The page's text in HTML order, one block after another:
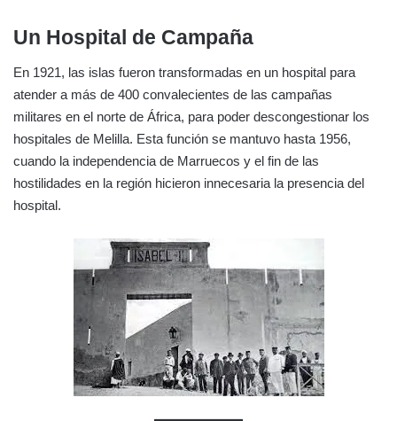
Un Hospital de Campaña
En 1921, las islas fueron transformadas en un hospital para
atender a más de 400 convalecientes de las campañas
militares en el norte de África, para poder descongestionar los
hospitales de Melilla. Esta función se mantuvo hasta 1956,
cuando la independencia de Marruecos y el fin de las
hostilidades en la región hicieron innecesaria la presencia del
hospital.